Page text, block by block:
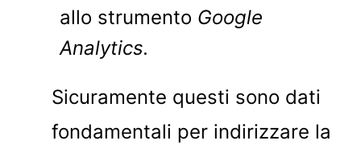
allo strumento Google
Analytics.
Sicuramente questi sono dati
fondamentali per indirizzare la